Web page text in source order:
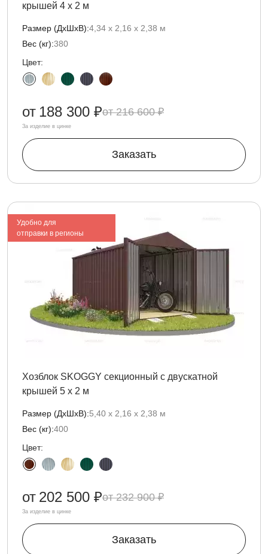
крышей 4 х 2 м
Размер (ДxШxВ):4,34 х 2,16 х 2,38 м
Вес (кг):380
Цвет:
216 600 ₽
от 188 300 ₽
За изделие в цинке
Заказать
Удобно для
отправки в регионы
Хозблок SKOGGY секционный с двускатной
крышей 5 х 2 м
Размер (ДxШxВ):5,40 х 2,16 х 2,38 м
Вес (кг):400
Цвет:
232 900 ₽
от 202 500 ₽
За изделие в цинке
Заказать